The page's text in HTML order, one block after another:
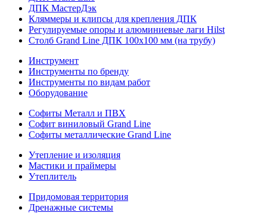
ДПК МастерДэк
Кляммеры и клипсы для крепления ДПК
Регулируемые опоры и алюминиевые лаги Hilst
Столб Grand Line ДПК 100х100 мм (на трубу)
Инструмент
Инструменты по бренду
Инструменты по видам работ
Оборудование
Софиты Металл и ПВХ
Софит виниловый Grand Line
Софиты металлические Grand Line
Утепление и изоляция
Мастики и праймеры
Утеплитель
Придомовая территория
Дренажные системы